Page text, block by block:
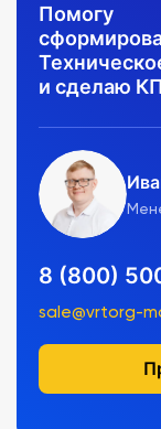
Помогу
и сделаю КП
8 (800)
sale@vrtorg-